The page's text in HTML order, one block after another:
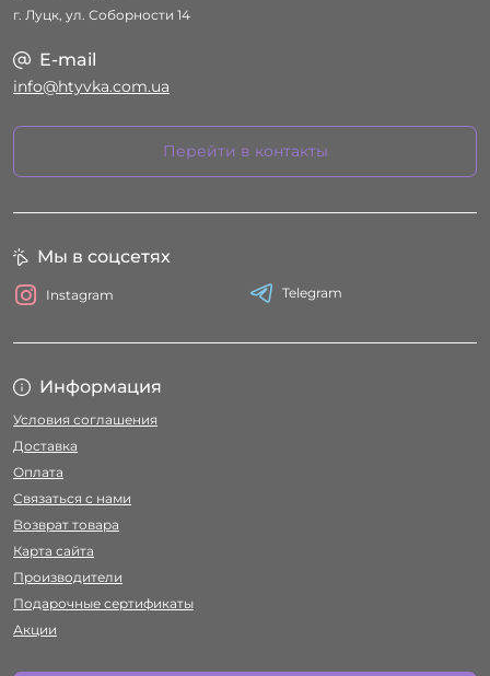
г. Луцк, ул. Соборности 14
E-mail
info@htyvka.com.ua
Перейти в контакты
Информация
Условия соглашения
Доставка
Оплата
Связаться с нами
Возврат товара
Карта сайта
Производители
Подарочные сертификаты
Акции
Мы в соцсетях
Instagram Telegram